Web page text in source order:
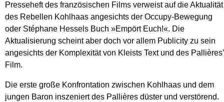
Presseheft des französischen Films verweist auf die Aktualität
des Rebellen Kohlhaas angesichts der Occupy-Bewegung
oder Stéphane Hessels Buch »Empört Euch!«. Die
Aktualisierung scheint aber doch vor allem Publicity zu sein
angesichts der Komplexität von Kleists Text und des Pallières’
Film.
Die erste große Konfrontation zwischen Kohlhaas und dem
jungen Baron inszeniert des Pallières düster und verstörend.